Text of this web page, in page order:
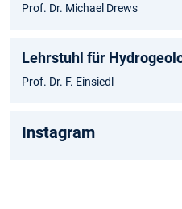
Prof. Dr. Michael Drews
Lehrstuhl für
Prof. Dr. F. Einsiedl
Instagram